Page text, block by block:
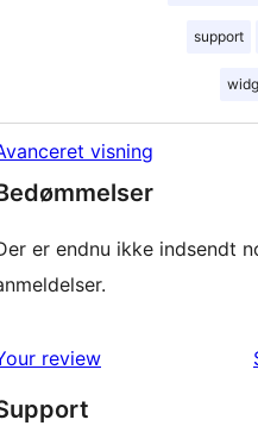
support
visning
er endnu ikke indsendt
review